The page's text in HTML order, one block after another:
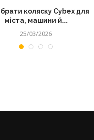
коляску Cybex для
міста, машини й...
25/03/2026